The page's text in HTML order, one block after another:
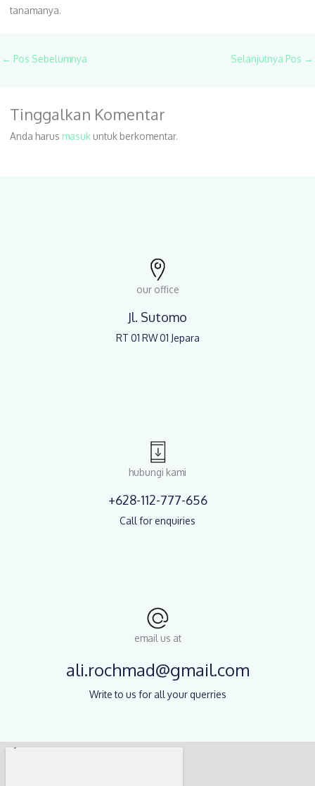
tanamanya.
← Pos Sebelumnya Selanjutnya Pos →
Tinggalkan Komentar
Anda harus masukuntuk berkomentar.
our office
Jl. Sutomo
RT 01 RW 01 Jepara
hubungi kami
+628-112-777-656
Call for enquiries
email us at
ali.rochmad@gmail.com
Write to us for all your querries